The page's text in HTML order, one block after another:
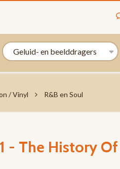
/ Vinyl R&B en Soul
- The History